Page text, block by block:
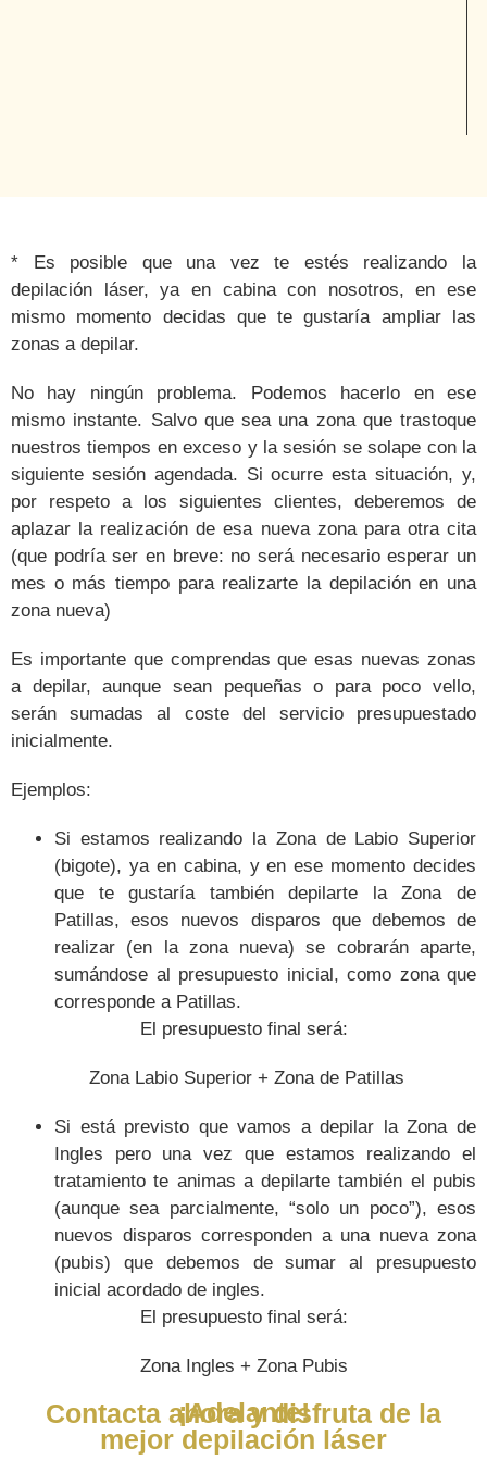
* Es posible que una vez te estés realizando la
depilación láser, ya en cabina con nosotros, en ese
mismo momento decidas que te gustaría ampliar las
zonas a depilar.
No hay ningún problema. Podemos hacerlo en ese
mismo instante. Salvo que sea una zona que trastoque
nuestros tiempos en exceso y la sesión se solape con la
siguiente sesión agendada. Si ocurre esta situación, y,
por respeto a los siguientes clientes, deberemos de
aplazar la realización de esa nueva zona para otra cita
(que podría ser en breve: no será necesario esperar un
mes o más tiempo para realizarte la depilación en una
zona nueva)
Es importante que comprendas que esas nuevas zonas
a depilar, aunque sean pequeñas o para poco vello,
serán sumadas al coste del servicio presupuestado
inicialmente.
Ejemplos:
Si estamos realizando la Zona de Labio Superior
(bigote), ya en cabina, y en ese momento decides
que te gustaría también depilarte la Zona de
Patillas, esos nuevos disparos que debemos de
realizar (en la zona nueva) se cobrarán aparte,
sumándose al presupuesto inicial, como zona que
corresponde a Patillas.
El presupuesto final será:
Zona Labio Superior + Zona de Patillas
Si está previsto que vamos a depilar la Zona de
Ingles pero una vez que estamos realizando el
tratamiento te animas a depilarte también el pubis
(aunque sea parcialmente, “solo un poco”), esos
nuevos disparos corresponden a una nueva zona
(pubis) que debemos de sumar al presupuesto
inicial acordado de ingles.
El presupuesto final será:
Zona Ingles + Zona Pubis
¡Adelante!
Contacta ahora y disfruta de la
mejor depilación láser